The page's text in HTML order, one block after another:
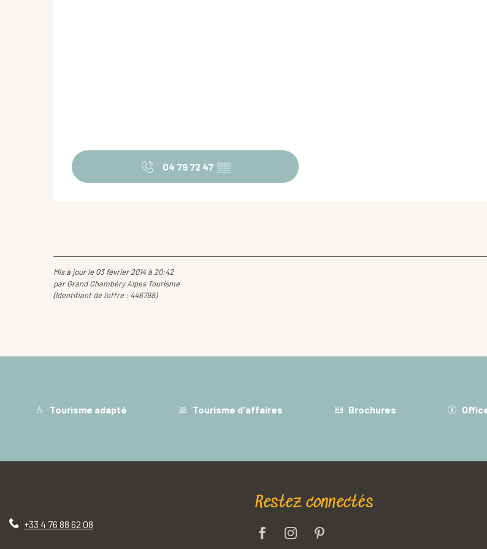
04 79 72 47 ▒▒
Mis à jour le 03 février 2014 à 20:42
par Grand Chambéry Alpes Tourisme
(Identifiant de l'offre : 446798)
Tourisme adapté Tourisme d'affaires Brochures
+33 4 76 88 62 08
Restez connectés